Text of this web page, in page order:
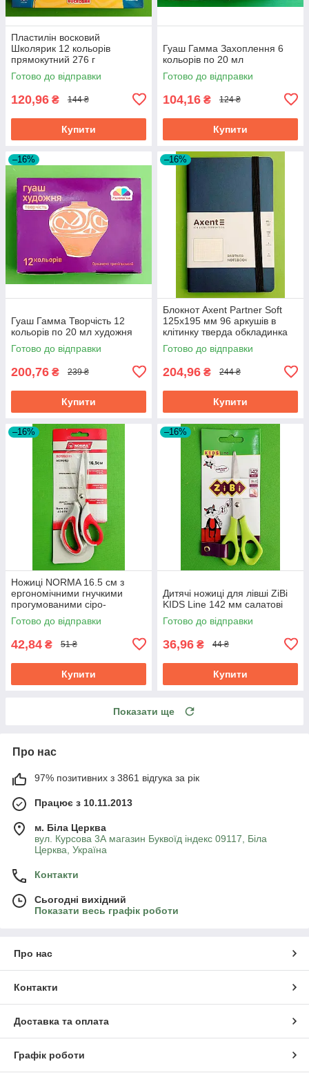
Пластилін восковий
Школярик 12 кольорів
прямокутний 276 г
Готово до відправки
120,96 ₴ 144 ₴
Купити
Гуаш Гамма Захоплення 6
кольорів по 20 мл
Готово до відправки
104,16 ₴ 124 ₴
Купити
–16%
Гуаш Гамма Творчість 12
кольорів по 20 мл художня
Готово до відправки
200,76 ₴ 239 ₴
Купити
–16%
Блокнот Axent Partner Soft
125х195 мм 96 аркушів в
клітинку тверда обкладинка
синій
Готово до відправки
204,96 ₴ 244 ₴
Купити
–16%
Ножиці NORMA 16.5 см з
ергономічними гнучкими
прогумованими сіро-
червоними ручками 1.8 мм
Готово до відправки
42,84 ₴ 51 ₴
Купити
–16%
Дитячі ножиці для лівші ZiBi
KIDS Line 142 мм салатові
Готово до відправки
36,96 ₴ 44 ₴
Купити
Показати ще
Про нас
97% позитивних з 3861 відгука за рік
Працює з 10.11.2013
м. Біла Церква
вул. Курсова 3А магазин Буквоїд індекс 09117, Біла
Церква, Україна
Контакти
Сьогодні вихідний
Показати весь графік роботи
Про нас
Контакти
Доставка та оплата
Графік роботи